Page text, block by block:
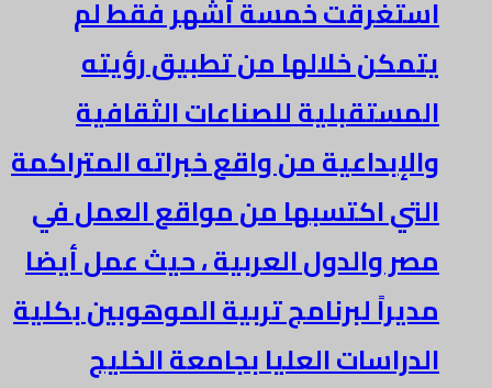
استغرقت خمسة أشهر فقط لم
يتمكن خلالها من تطبيق رؤيته
المستقبلية للصناعات الثقافية
والإبداعية من واقع خبراته المتراكمة
التي اكتسبها من مواقع العمل في
مصر والدول العربية ، حيث عمل أيضا
مديراً لبرنامج تربية الموهوبين بكلية
الدراسات العليا بجامعة الخليج